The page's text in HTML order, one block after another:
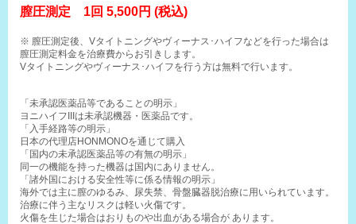
膣圧測定 1回 5,500円 (税込)
※ 膣圧測定後、Vタイトニングやヴィーナス･ハイフなどを行った場合は
膣圧測定料金を治療費からお引きします。
Vタイトニングやヴィーナス･ハイフを行う方は無料で行います。
「未承認医薬品等であることの明示」
ヨニハイフIIIは未承認機器・医薬品です。
「入手経路等の明示」
日本の代理店HONMONOを通じて購入
「国内の未承認医薬品等の有無の明示」
同一の機能を持った機器は国内にありません。
「諸外国における安全性等に係る情報の明示」
海外では主に膣のゆるみ、尿失禁、骨盤臓器脱治療に用いられています。
治療に伴う主なリスクは軽い火傷です。
火傷を生じた場合はおりものや出血がある場合が あります。